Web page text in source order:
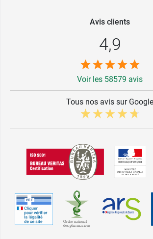
Avis clients
4,9
Voir les 58579 avis
Tous nos avis sur Google